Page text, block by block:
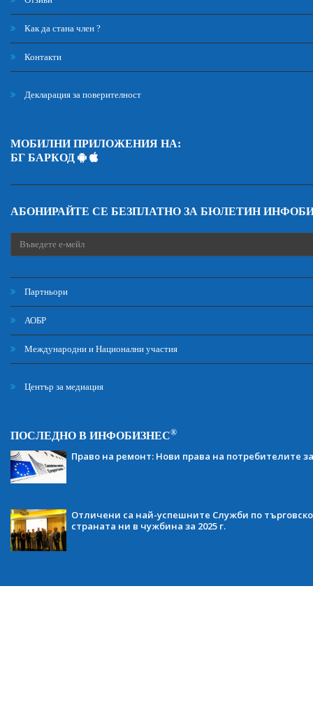
Как да стана член ?
Контакти
Декларация за поверителност
МОБИЛНИ ПРИЛОЖЕНИЯ НА:
БГ БАРКОД
АБОНИРАЙТЕ СЕ БЕЗПЛАТНО ЗА БЮЛЕТИН
Партньори
АОБР
Международни и Национални участия
Център за медиация
ПОСЛЕДНО В ИНФОБИЗНЕС®
Право на ремонт: Нови права на потребителите
Отличени са най-успешните Служби по
страната ни в чужбина за 2025 г.